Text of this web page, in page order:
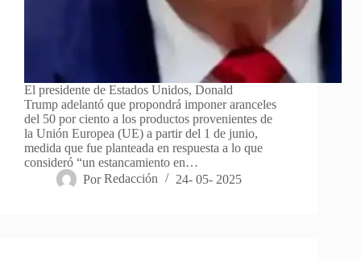
El presidente de Estados Unidos, Donald
Trump adelantó que propondrá imponer aranceles
del 50 por ciento a los productos provenientes de
la Unión Europea (UE) a partir del 1 de junio,
medida que fue planteada en respuesta a lo que
consideró “un estancamiento en…
Por Redacción 24- 05- 2025